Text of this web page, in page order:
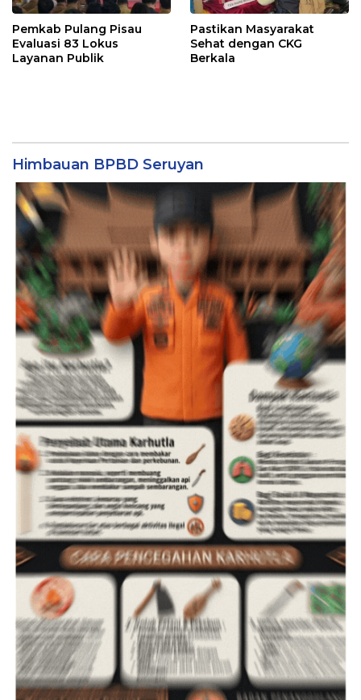
Pemkab Pulang Pisau
Evaluasi 83 Lokus
Layanan Publik
Pastikan Masyarakat
Sehat dengan CKG
Berkala
Himbauan BPBD Seruyan